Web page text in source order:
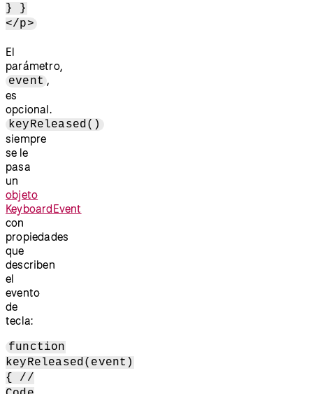
} }
</p>
El
parámetro,
event ,
es
opcional.
keyReleased()
siempre
se le
pasa
un
objeto
KeyboardEvent
con
propiedades
que
describen
el
evento
de
tecla:
function
keyReleased(event)
{ //